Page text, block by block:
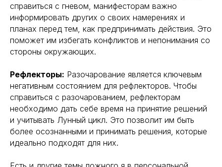
справиться с гневом, манифесторам важно
информировать других о своих намерениях и
планах перед тем, как предпринимать действия. Это
поможет им избегать конфликтов и непонимания со
стороны окружающих.
Рефлекторы: Разочарование является ключевым
негативным состоянием для рефлекторов. Чтобы
справиться с разочарованием, рефлекторам
необходимо дать себе время на принятие решений
и учитывать Лунный цикл. Это позволит им быть
более осознанными и принимать решения, которые
идеально подходят для них.